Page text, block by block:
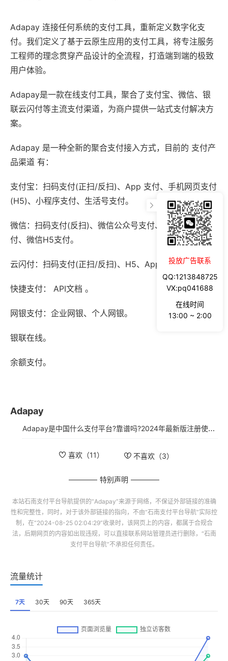
Adapay 连接任何系统的支付工具，重新定义数字化支
付。我们定义了基于云原生应用的支付工具，将专注服务
工程师的理念贯穿产品设计的全流程，打造端到端的极致
用户体验。
Adapay是一款在线支付工具，聚合了支付宝、微信、银
联云闪付等主流支付渠道，为商户提供一站式支付解决方
案。
Adapay 是一种全新的聚合支付接入方式，目前的 支付产
品渠道 有：
支付宝：扫码支付(正扫/反扫)、App 支付、手机网页支付
(H5)、小程序支付、生活号支付。
微信：扫码支付(反扫)、微信公众号支付、微信小程序支
付、微信H5支付。
云闪付：扫码支付(正扫/反扫)、H5、App 支付。
快捷支付： API文档 。
网银支付：企业网银、个人网银。
银联在线。
余额支付。
Adapay
Adapay是中国什么支付平台?靠谱吗?2024年最新版注册使用指南
喜欢（11） 不喜欢（3）
特别声明
本站石南支付平台导航提供的“Adapay”来源于网络，不保证外部链接的准确
性和完整性，同时，对于该外部链接的指向，不由“石南支付平台导航”实际控
制，在“2024-08-25 02:04:29”收录时，该网页上的内容，都属于合规合
法，后期网页的内容如出现违规，可以直接联系网站管理员进行删除，“石南
支付平台导航”不承担任何责任。
流量统计
7天 30天 90天 365天
投放广告联系
QQ:1213848725
VX:pq041688
在线时间
13:00 ~ 2:00